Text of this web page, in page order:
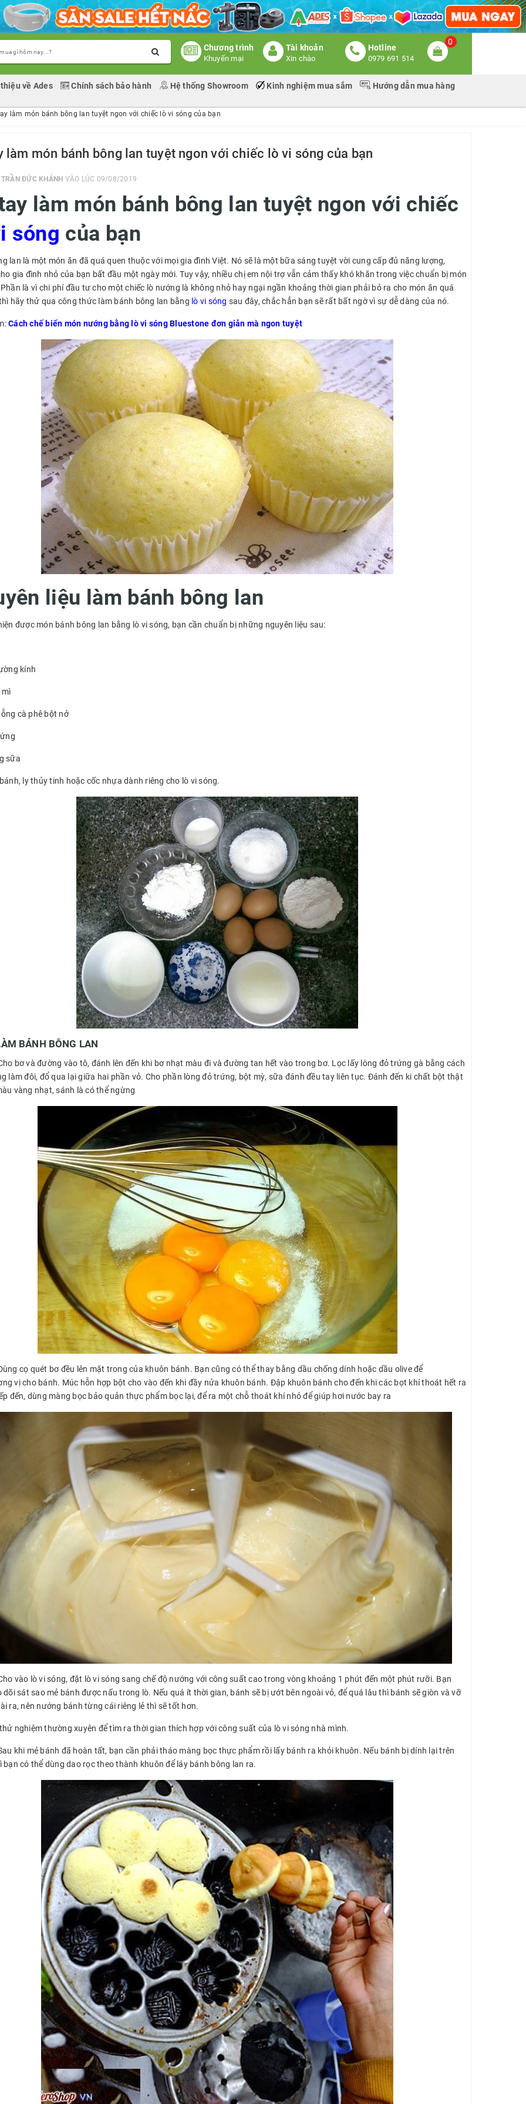
Chương trình
Khuyến mại
Tài khoản
Xin chào
Hotline
0979 691 514
0
về Ades Chính sách bảo hành Hệ thống Showroom Kinh nghiệm mua sắm Hướng dẫn mua hàng
làm món bánh bông lan tuyệt ngon với chiếc lò vi sóng của bạn
làm món bánh bông lan tuyệt ngon với chiếc lò vi sóng của bạn
TRẦN ĐỨC KHÁNH VÀO LÚC 09/08/2019
làm món bánh bông lan tuyệt ngon với chiếc
sóng của bạn
lan là một món ăn đã quá quen thuộc với mọi gia đình Việt. Nó sẽ là một bữa sáng tuyệt vời cung cấp đủ năng lượng,
gia đình nhỏ của bạn bất đầu một ngày mới. Tuy vậy, nhiều chị em nội trợ vẫn cảm thấy khó khăn trong việc chuẩn bị món
là vì chi phí đầu tư cho một chiếc lò nướng là không nhỏ hay ngại ngần khoảng thời gian phải bỏ ra cho món ăn quá
hãy thử qua công thức làm bánh bông lan bằng lò vi sóng sau đây, chắc hẳn bạn sẽ rất bất ngờ vì sự dễ dàng của nó.
Cách chế biến món nướng bằng lò vi sóng Bluestone đơn giản mà ngon tuyệt
liệu làm bánh bông lan
được món bánh bông lan bằng lò vi sóng, bạn cần chuẩn bị những nguyên liệu sau:
kính
mì
cà phê bột nở
sữa
ly thủy tinh hoặc cốc nhựa dành riêng cho lò vi sóng.
BÁNH BÔNG LAN
bơ và đường vào tô, đánh lên đến khi bơ nhạt màu đi và đường tan hết vào trong bơ. Lọc lấy lòng đỏ trứng gà bằng cách
làm đôi, đổ qua lại giữa hai phần vỏ. Cho phần lòng đỏ trứng, bột mỳ, sữa đánh đều tay liên tục. Đánh đến ki chất bột thật
vàng nhạt, sánh là có thể ngừng
cọ quét bơ đều lên mặt trong của khuôn bánh. Bạn cũng có thể thay bằng dầu chống dính hoặc dầu olive để
vị cho bánh. Múc hỗn hợp bột cho vào đến khi đầy nửa khuôn bánh. Đập khuôn bánh cho đến khi các bọt khí thoát hết ra
đến, dùng màng bọc bảo quản thực phẩm bọc lại, để ra một chỗ thoát khí nhỏ để giúp hơi nước bay ra
vào lò vi sóng, đặt lò vi sóng sang chế độ nướng với công suất cao trong vòng khoảng 1 phút đến một phút rưỡi. Bạn
dõi sát sao mẻ bánh được nấu trong lò. Nếu quá ít thời gian, bánh sẽ bị ướt bên ngoài vỏ, để quá lâu thì bánh sẽ giòn và vỡ
ra, nên nướng bánh từng cái riêng lẻ thì sẽ tốt hơn.
nghiệm thường xuyên để tìm ra thời gian thích hợp với công suất của lò vi sóng nhà mình.
khi mẻ bánh đã hoàn tất, bạn cần phải tháo màng bọc thực phẩm rồi lấy bánh ra khỏi khuôn. Nếu bánh bị dính lại trên
bạn có thể dùng dao rọc theo thành khuôn để láy bánh bông lan ra.